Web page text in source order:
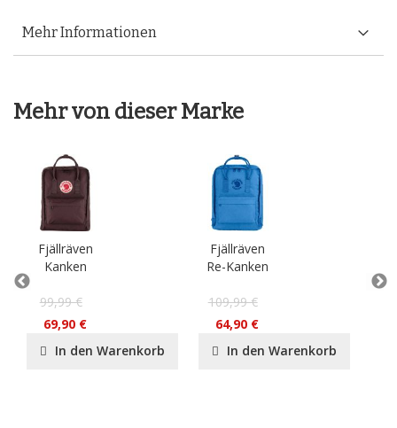
Mehr Informationen
Mehr von dieser Marke
Fjällräven
Kanken
99,99 €
69,90 €
In den Warenkorb
Fjällräven
Re-Kanken
109,99 €
64,90 €
In den Warenkorb